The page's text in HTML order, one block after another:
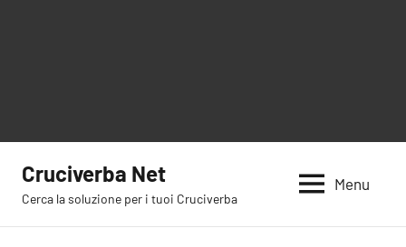
contenuto
Cruciverba Net
Cerca la soluzione per i tuoi Cruciverba
Menu